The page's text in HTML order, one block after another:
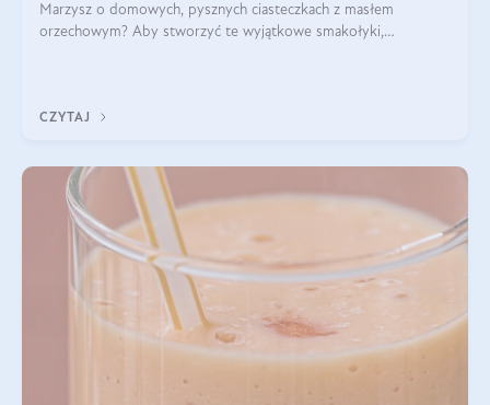
Marzysz o domowych, pysznych ciasteczkach z masłem
orzechowym? Aby stworzyć te wyjątkowe smakołyki,
CZYTAJ